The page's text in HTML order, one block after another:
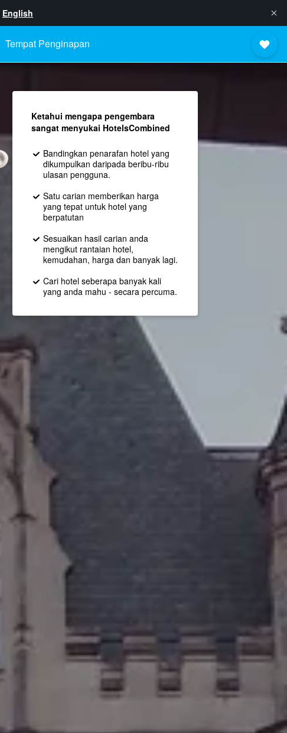
English
Tempat Penginapan
Ketahui mengapa pengembara
sangat menyukai HotelsCombined
Bandingkan penarafan hotel yang
dikumpulkan daripada beribu-ribu
ulasan pengguna.
Satu carian memberikan harga
yang tepat untuk hotel yang
berpatutan
Sesuaikan hasil carian anda
mengikut rantaian hotel,
kemudahan, harga dan banyak lagi.
Cari hotel seberapa banyak kali
yang anda mahu - secara percuma.